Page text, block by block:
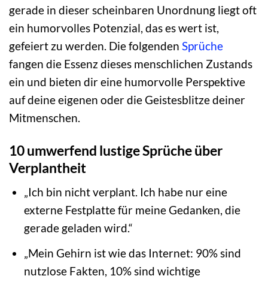
gerade in dieser scheinbaren Unordnung liegt oft
ein humorvolles Potenzial, das es wert ist,
gefeiert zu werden. Die folgenden Sprüche
fangen die Essenz dieses menschlichen Zustands
ein und bieten dir eine humorvolle Perspektive
auf deine eigenen oder die Geistesblitze deiner
Mitmenschen.
10 umwerfend lustige Sprüche über
Verplantheit
„Ich bin nicht verplant. Ich habe nur eine
externe Festplatte für meine Gedanken, die
gerade geladen wird.“
„Mein Gehirn ist wie das Internet: 90% sind
nutzlose Fakten, 10% sind wichtige